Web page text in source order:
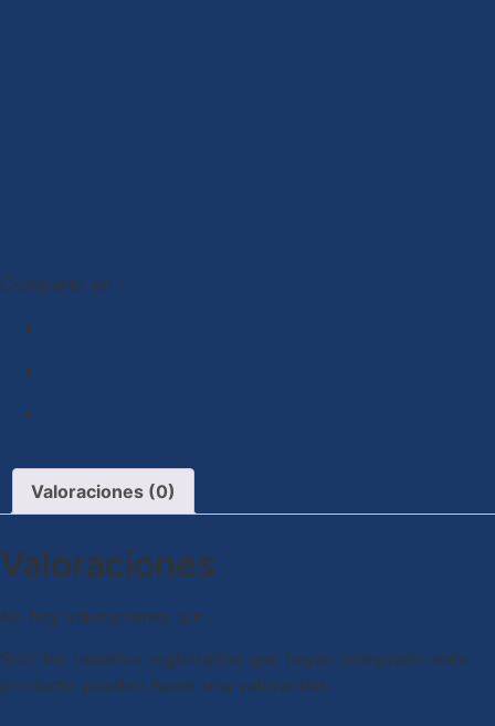
Compartir en :
Valoraciones (0)
Valoraciones
No hay valoraciones aún.
Solo los usuarios registrados que hayan comprado este
producto pueden hacer una valoración.